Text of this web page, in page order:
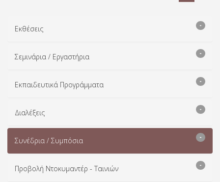
Εκθέσεις -
Σεμινάρια / Εργαστήρια -
Εκπαιδευτικά Προγράμματα -
Διαλέξεις -
Συνέδρια / Συμπόσια -
Προβολή Ντοκυμαντέρ - Ταινιών -